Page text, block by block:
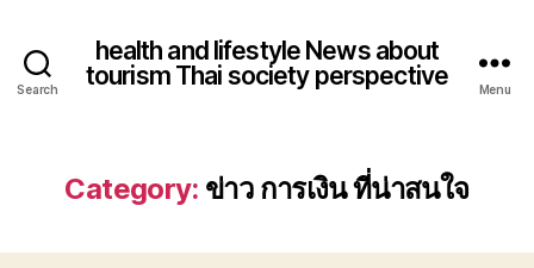
Search
health and lifestyle News about
tourism Thai society perspective
Menu
Category: ข่าว การเงิน ที่น่าสนใจ